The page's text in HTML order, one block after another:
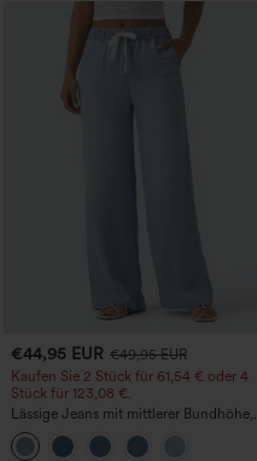
€44,95 EUR €49,95 EUR
Kaufen Sie 2 Stück für 61,54 € oder 4
Stück für 123,08 €.
Lässige Jeans mit mittlerer Bundhöhe,
Kordelzug und Taschen